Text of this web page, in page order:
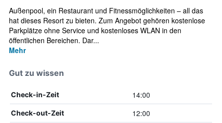
Außenpool, ein Restaurant und Fitnessmöglichkeiten – all das
hat dieses Resort zu bieten. Zum Angebot gehören kostenlose
Parkplätze ohne Service und kostenloses WLAN in den
öffentlichen Bereichen. Dar...
Mehr
Gut zu wissen
Check-in-Zeit 14:00
Check-out-Zeit 12:00